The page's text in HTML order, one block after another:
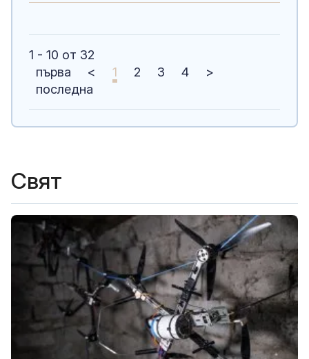
1 - 10 от 32
първа
< 1 2 3 4
>
последна
Свят